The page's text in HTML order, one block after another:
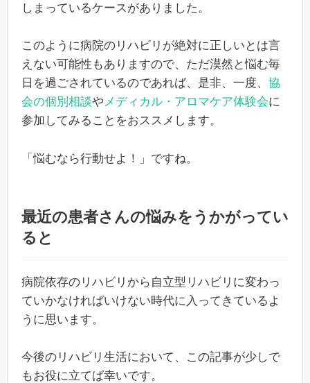
しまっているケースがありました。
このように病院のリハビリが絶対に正しいとは言
えない可能性もありますので、ただ漠然と悩む毎
日を過ごされているのであれば、是非、一度、 協
会の個別相談やメディカル・アロマケア体験会に
参加してみることをおススメします。
「悩むなら行動せよ！」ですね。
最近の患者さんの悩みをうかがってい
ると
病院依存のリハビリから自立型リハビリに変わっ
ていかなければいけない時代に入ってきているよ
うに思います。
今後のリハビリ生活において、この記事が少しで
もお役に立てば幸いです。